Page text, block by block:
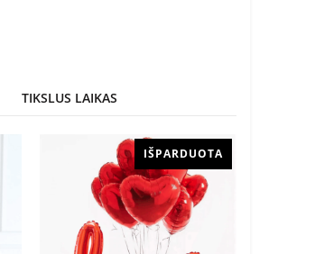
TIKSLUS LAIKAS
IŠPARDUOTA